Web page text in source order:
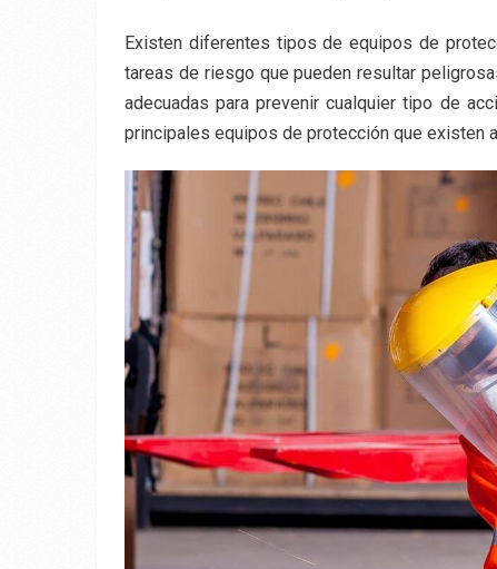
Existen diferentes tipos de equipos de
tareas de riesgo que pueden resultar
adecuadas para prevenir cualquier tipo de
principales equipos de protección que existen